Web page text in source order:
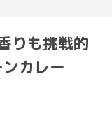
りも挑戦的
カレー